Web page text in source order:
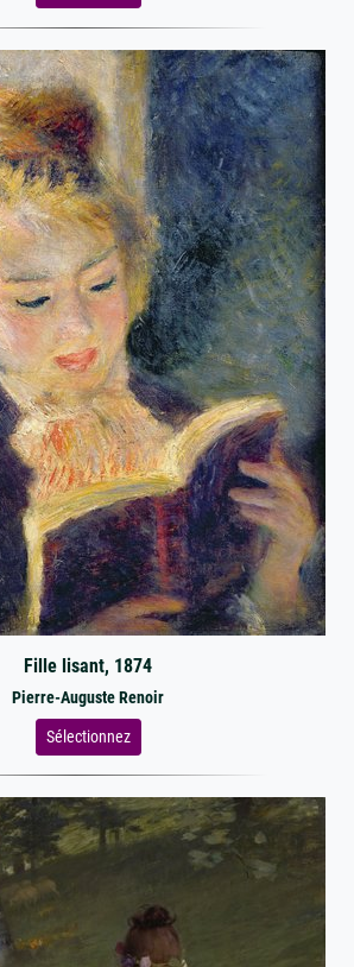
Fille lisant, 1874
Pierre-Auguste Renoir
Sélectionnez